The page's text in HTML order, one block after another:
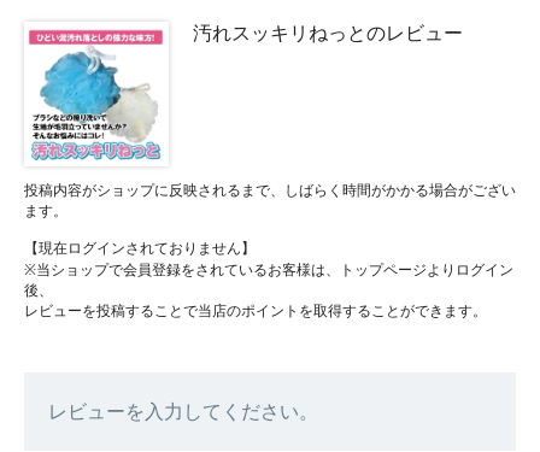
汚れスッキリねっとのレビュー
投稿内容がショップに反映されるまで、しばらく時間がかかる場合がござい
ます。
【現在ログインされておりません】
※当ショップで会員登録をされているお客様は、トップページよりログイン
後、
レビューを投稿することで当店のポイントを取得することができます。
レビューを入力してください。